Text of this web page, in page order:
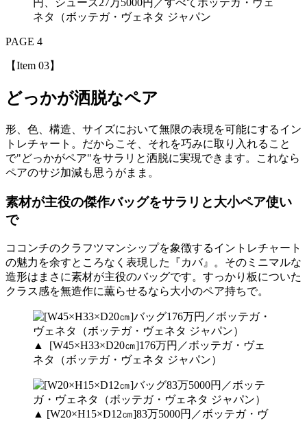
円、シューズ27万5000円／すべてボッテガ・ヴェ
ネタ（ボッテガ・ヴェネタ ジャパン
PAGE 4
【Item 03】
どっかが洒脱なペア
形、色、構造、サイズにおいて無限の表現を可能にするイン
トレチャート。だからこそ、それを巧みに取り入れること
で"どっかがペア"をサラリと洒脱に実現できます。これなら
ペアのサジ加減も思うがまま。
素材が主役の傑作バッグをサラリと大小ペア使い
で
ココンチのクラフツマンシップを象徴するイントレチャート
の魅力を余すところなく表現した『カバ』。そのミニマルな
造形はまさに素材が主役のバッグです。すっかり板についた
クラス感を無造作に薫らせるなら大小のペア持ちで。
▲ [W45×H33×D20㎝]176万円／ボッテガ・ヴェ
ネタ（ボッテガ・ヴェネタ ジャパン）
▲ [W20×H15×D12㎝]83万5000円／ボッテガ・ヴ